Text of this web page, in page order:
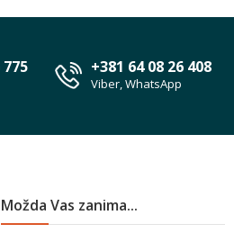
775 +381 64 08 26 408
Viber, WhatsApp
Možda Vas zanima...